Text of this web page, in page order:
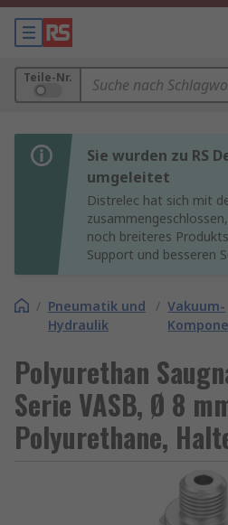
Teile-Nr.
Sie wurden zu RS
umgeleitet
Distrelec hat sich mit
noch breiteres
Support und besseren
/ Pneumatik und
Hydraulik
/ Vakuum-
Polyurethan
Serie VASB, Ø 8
Polyurethane,